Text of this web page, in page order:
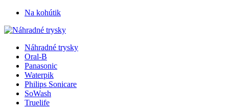
Na kohútik
Náhradné trysky
Oral-B
Panasonic
Waterpik
Philips Sonicare
SoWash
Truelife